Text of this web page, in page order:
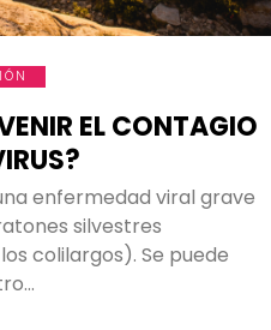
EL CONTAGIO
enfermedad viral grave
silvestres
colilargos). Se puede